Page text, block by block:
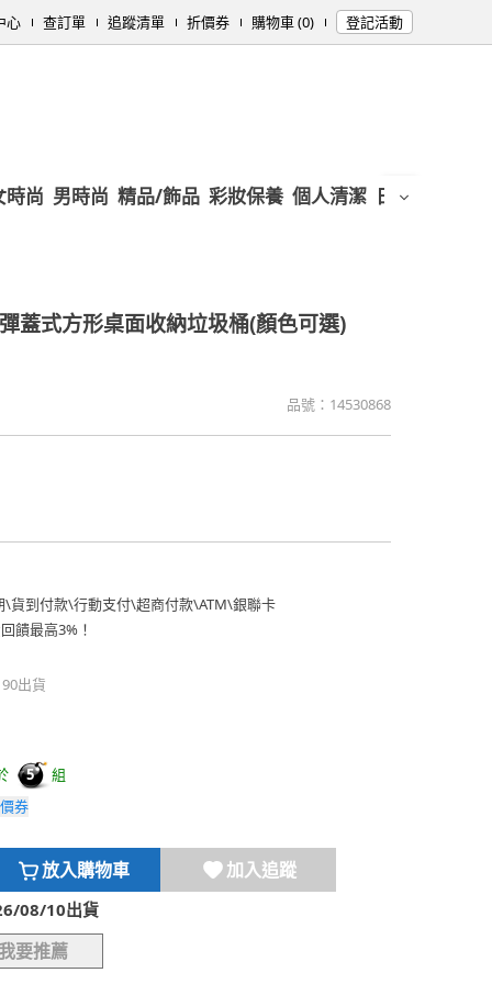
心 查訂單 追蹤清單 折價券 購物車 (0) 登記活動
時尚 男時尚 精品/飾品 彩妝保養 個人清潔 日用/紙品
蓋式方形桌面收納垃圾桶(顏色可選)
品號： 14530868
\貨到付款\行動支付\超商付款\ATM\銀聯卡
饋最高3%！
出貨
5
組
券
放入購物車 加入追蹤
08/10出貨
要推薦